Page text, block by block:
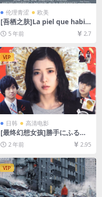
伦理青涩 欧美
[吾栖之肤]La piel que habit
o (2011)[百度网盘+迅雷云盘
资源1080P超清][MP4/6.3GB]
[中英字幕]【视频文件+防和谐
压缩包（含解压密码）】
5 年前 2.7
VIP
日韩 高清电影
[最终幻想女孩]勝手にふるえ
てろ (2017)[百度网盘+夸克网
盘1080P超清未删减资源][网
B][中文字幕]
2 年前 2.95
VIP